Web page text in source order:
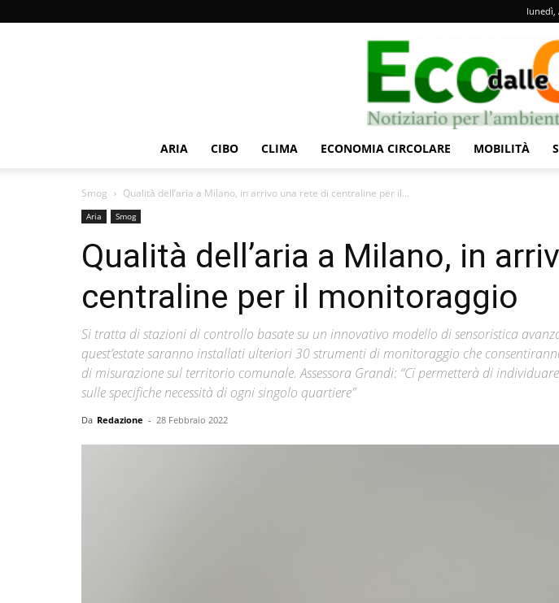
lunedì,
ARIA CIBO CLIMA ECONOMIA CIRCOLARE MOBILITÀ
Smog Qualità dell’aria a Milano, in arrivo una rete di centraline per il...
Aria Smog
Qualità dell’aria a Milano, in
centraline per il monitoraggio
Si tratta di stazioni di controllo basate su un innovativo modello di sensoristica
quest’estate saranno installati ulteriori 30 strumenti di monitoraggio che
di misurazione sul territorio comunale. Assessora Grandi: “Ci permetterà di
sulle specifiche necessità di ogni singolo quartiere”
Da Redazione - 28 Febbraio 2022